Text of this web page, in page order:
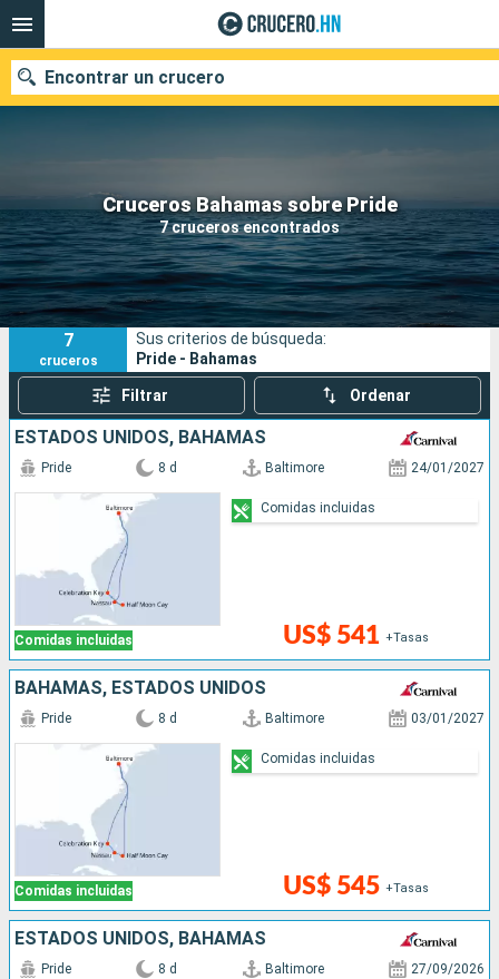
Cruceros Bahamas sobre Pride
7 cruceros encontrados
Encontrar un crucero
Nuestros destinos
Fecha de salida
Puertos Compañías
7
cruceros
Sus criterios de búsqueda:
Pride - Bahamas
Filtrar Ordenar
ESTADOS UNIDOS, BAHAMAS
Comidas incluidas
Pride 8 d Baltimore 24/01/2027
US$ 541 +Tasas
Comidas incluidas
BAHAMAS, ESTADOS UNIDOS
Comidas incluidas
Pride 8 d Baltimore 03/01/2027
US$ 545 +Tasas
Comidas incluidas
ESTADOS UNIDOS, BAHAMAS
Pride 8 d Baltimore 27/09/2026